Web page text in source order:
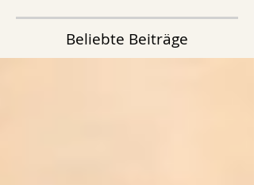
Beliebte Beiträge